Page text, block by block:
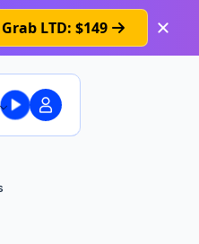
Grab LTD: $149